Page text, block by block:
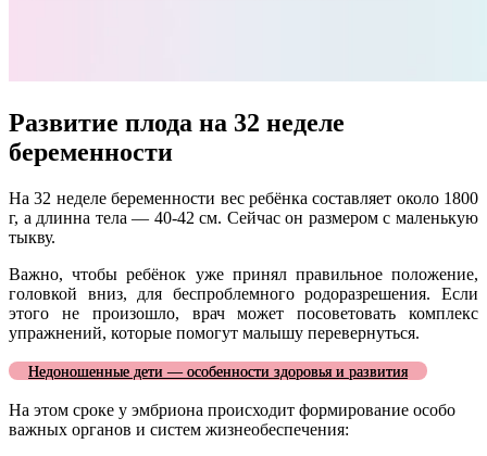
Развитие плода на 32 неделе
беременности
На 32 неделе беременности вес ребёнка составляет около 1800
г, а длинна тела — 40-42 см. Сейчас он размером с маленькую
тыкву.
Важно, чтобы ребёнок уже принял правильное положение,
головкой вниз, для беспроблемного родоразрешения. Если
этого не произошло, врач может посоветовать комплекс
упражнений, которые помогут малышу перевернуться.
Недоношенные дети — особенности здоровья и развития
На этом сроке у эмбриона происходит формирование особо
важных органов и систем жизнеобеспечения: